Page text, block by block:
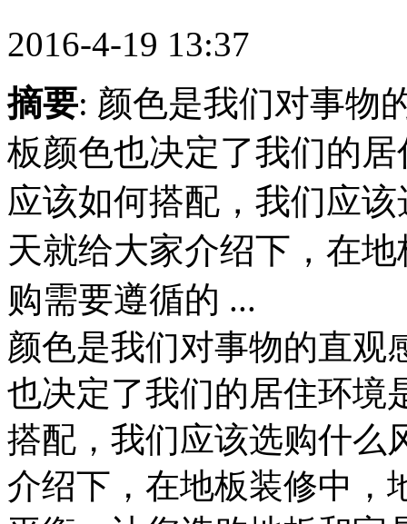
2016-4-19 13:37
摘要: 颜色是我们对事物
板颜色也决定了我们的
应该如何搭配，我们应
天就给大家介绍下，在
购需要遵循的 ...
颜色是我们对事物的直观
也决定了我们的居住环境
搭配，我们应该选购什么
介绍下，在地板装修中，